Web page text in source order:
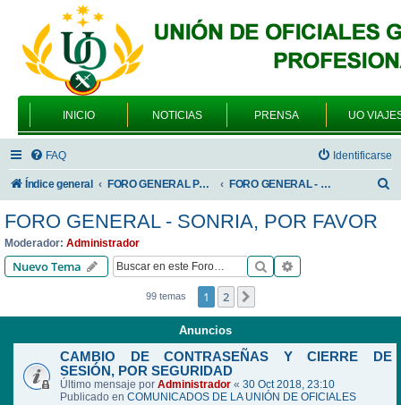
INICIO NOTICIAS PRENSA UO
FAQ Identificarse
Índice general FORO GENERAL PARA TODOS LOS USUARIOS FORO GENERAL - SONRIA, POR FAVOR
FORO GENERAL - SONRIA, POR FAVOR
Moderador: Administrador
Nuevo Tema Buscar
99 temas 1 2
Anuncios
CAMBIO DE CONTRASEÑAS Y CIERRE DE
SESIÓN, POR SEGURIDAD
Último mensaje por Administrador « 30 Oct 2018, 23:10
Publicado en COMUNICADOS DE LA UNIÓN DE OFICIALES